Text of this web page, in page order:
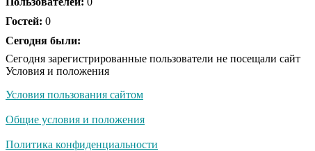
Гостей: 0
Сегодня были:
Сегодня зарегистрированные пользователи не посещали сайт
Условия и положения
Условия пользования сайтом
Общие условия и положения
Политика конфиденциальности